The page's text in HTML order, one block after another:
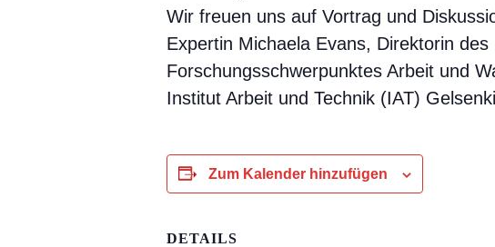
Wir freuen uns auf Vortrag und
Expertin Michaela Evans, Direktorin des
Forschungsschwerpunktes Arbeit und
Institut Arbeit und Technik (IAT)
Zum Kalender hinzufügen
DETAILS